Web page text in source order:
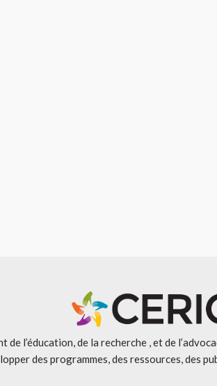
de l’éducation, de la recherche , et de
des programmes, des ressources,